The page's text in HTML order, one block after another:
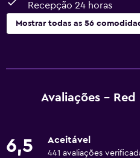
Recepção 24 horas
Mostrar todas as 56
Wi-Fi grátis
Extintor de incêndio
Avaliações - Red
6,5 Aceitável
441 avaliações